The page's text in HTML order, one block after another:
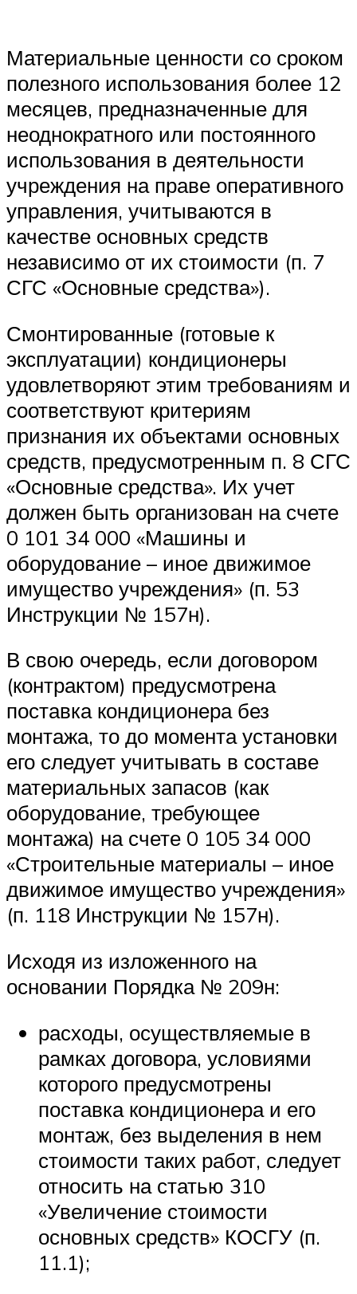
Материальные ценности со сроком
полезного использования более 12
месяцев, предназначенные для
неоднократного или постоянного
использования в деятельности
учреждения на праве оперативного
управления, учитываются в
качестве основных средств
независимо от их стоимости (п. 7
СГС «Основные средства»).
Смонтированные (готовые к
эксплуатации) кондиционеры
удовлетворяют этим требованиям и
соответствуют критериям
признания их объектами основных
средств, предусмотренным п. 8 СГС
«Основные средства». Их учет
должен быть организован на счете
0 101 34 000 «Машины и
оборудование – иное движимое
имущество учреждения» (п. 53
Инструкции № 157н).
В свою очередь, если договором
(контрактом) предусмотрена
поставка кондиционера без
монтажа, то до момента установки
его следует учитывать в составе
материальных запасов (как
оборудование, требующее
монтажа) на счете 0 105 34 000
«Строительные материалы – иное
движимое имущество учреждения»
(п. 118 Инструкции № 157н).
Исходя из изложенного на
основании Порядка № 209н:
расходы, осуществляемые в
рамках договора, условиями
которого предусмотрены
поставка кондиционера и его
монтаж, без выделения в нем
стоимости таких работ, следует
относить на статью 310
«Увеличение стоимости
основных средств» КОСГУ (п.
11.1);